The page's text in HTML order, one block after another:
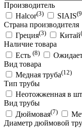
Производитель
Halcor(3) SIAIS
Страна производителя
Греция(3) Китай
Наличие товара
Есть (8)
Вид товара
Медная труба(12)
Тип трубы
Неотожженная в
Вид трубы
Дюймовая(7)
Диаметр дюймовой